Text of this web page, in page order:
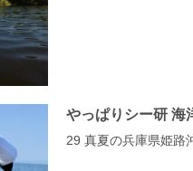
やっぱりシー研 海
29 真夏の兵庫県姫路